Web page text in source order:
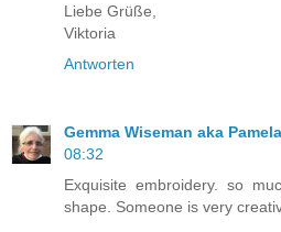
Liebe Grüße,
Viktoria
Antworten
Gemma Wiseman aka
08:32
Exquisite embroidery. so
shape. Someone is very